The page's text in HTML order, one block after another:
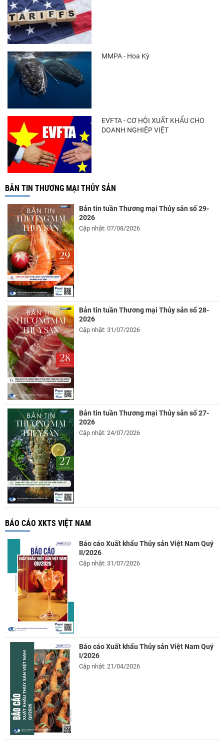
Thông báo 407/TB-VPCP: Tập trung cao
Còn chưa đầy 3 tuần đến Vietfish 2026:
MMPA - Hoa Kỳ
EVFTA - CƠ HỘI XUẤT KHẨU CHO
DOANH NGHIỆP VIỆT
BẢN TIN THƯƠNG MẠI THỦY SẢN
Bản tin tuần Thương mại Thủy sản số 29-
2026
Cập nhật: 07/08/2026
Bản tin tuần Thương mại Thủy sản số 28-
2026
Cập nhật: 31/07/2026
Bản tin tuần Thương mại Thủy sản số 27-
2026
Cập nhật: 24/07/2026
BÁO CÁO XKTS VIỆT NAM
Báo cáo Xuất khẩu Thủy sản Việt Nam Quý
II/2026
Cập nhật: 31/07/2026
Báo cáo Xuất khẩu Thủy sản Việt Nam Quý
I/2026
Cập nhật: 21/04/2026